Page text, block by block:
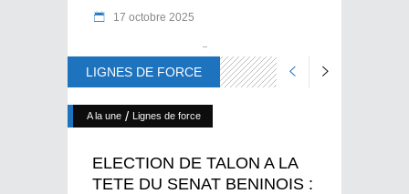
17 octobre 2025
LIGNES DE FORCE
A la une / Lignes de force
ELECTION DE TALON A LA
TETE DU SENAT BENINOIS :